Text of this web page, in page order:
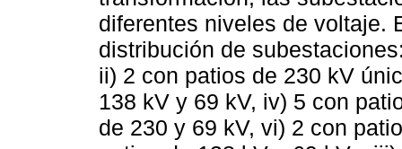
diferentes niveles de voltaje.
distribución de
ii) 2 con patios de 230 kV
138 kV y 69 kV, iv) 5 con
de 230 y 69 kV, vi) 2 con